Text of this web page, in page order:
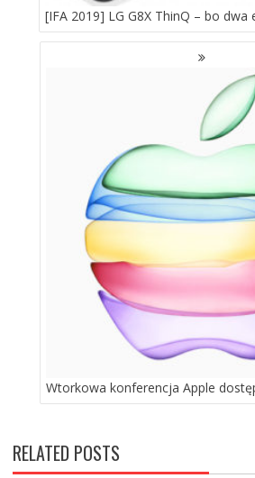
[IFA 2019] LG G8X ThinQ – bo dwa
Wtorkowa konferencja Apple
RELATED POSTS